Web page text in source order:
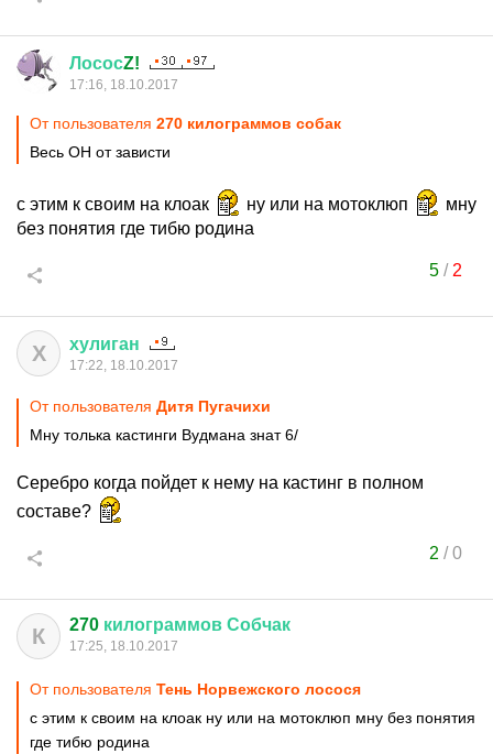
ЛососZ!
17:16, 18.10.2017
От пользователя 270 килограммов собак
Весь ОН от зависти
с этим к своим на клоак ну или на мотоклюп
мну
без понятия где тибю родина
5/ 2
Х хулиган
17:22, 18.10.2017
От пользователя Дитя Пугачихи
Мну толька кастинги Вудмана знат 6/
Серебро когда пойдет к нему на кастинг в полном
составе?
2 /0
К 270 килограммов Собчак
17:25, 18.10.2017
От пользователя Тень Норвежского лосося
с этим к своим на клоак ну или на мотоклюп мну без понятия
где тибю родина